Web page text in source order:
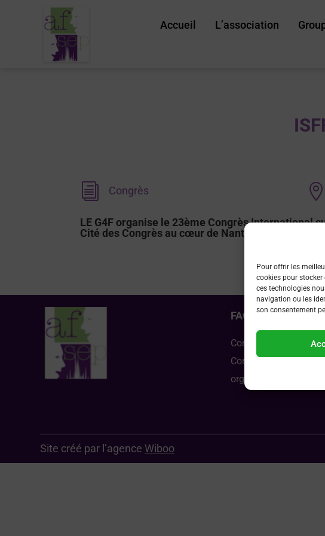
Pour offrir les
cookies pour
ces technologies
navigation ou les
son consentement
Accueil L’association
i Congrès 
LE G4F organise le 23ème Congrès International
Cité des Congrès au cœur de Nantes
FAQ
Comment devenir
Comment s’inscrire à
organisé par AFSEP ?
Site créé par l’agenceWiboo